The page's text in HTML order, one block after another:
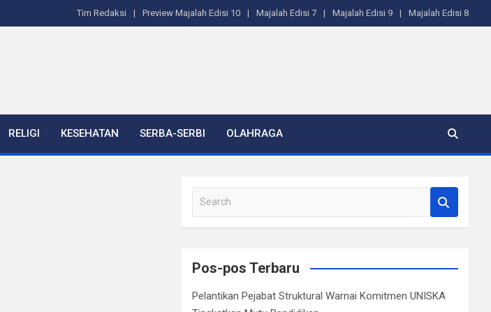
Tim Redaksi Preview Majalah Edisi 10 Majalah Edisi 7 Majalah Edisi 9 Majalah Edisi 8
RELIGI KESEHATAN SERBA-SERBI OLAHRAGA
a
c
Pos-pos Terbaru
Pelantikan Pejabat Struktural Warnai Komitmen UNISKA